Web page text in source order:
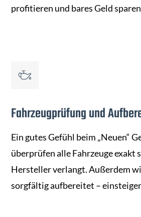
profitieren und bares Geld
Fahrzeugprüfung und
Ein gutes Gefühl beim „Neuen“
überprüfen alle Fahrzeuge exakt
Hersteller verlangt. Außerdem
sorgfältig aufbereitet –